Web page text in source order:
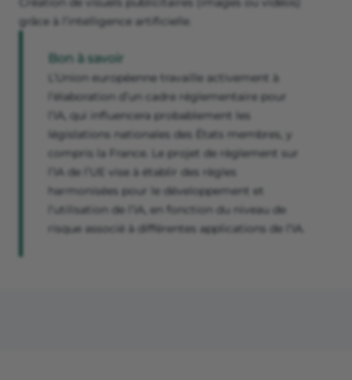
grâce à l’intelligence artificielle.
Bon à savoir
​​L’Union européenne travaille activement à
l’élaboration d’un cadre réglementaire pour
l’IA, qui influencera probablement les
législations nationales des États membres, y
compris la France. Le projet de règlement sur
l’IA de l’UE vise à établir des règles
harmonisées pour le développement et
l’utilisation de l’IA, en fonction du niveau de
risque associé à différentes applications de l’IA.